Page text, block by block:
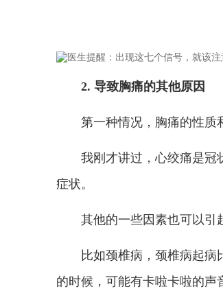
2. 导致胸痛的其他原因
第一种情况，胸痛的性质
我刚才讲过，心绞痛是冠
症状。
其他的一些因素也可以引
比如颈椎病，颈椎病起
的时候，可能有卡啦卡啦的